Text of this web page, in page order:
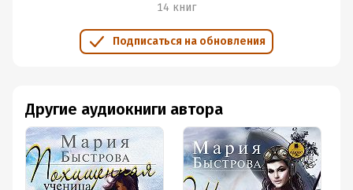
14 книг
Подписаться на обновления
Другие аудиокниги автора